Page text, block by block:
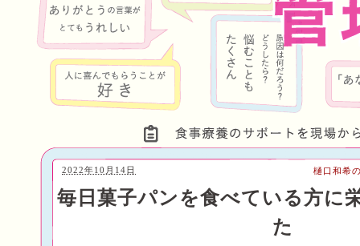
毎日菓子パンを食べている方に
た
2022年10月14日 樋口和希